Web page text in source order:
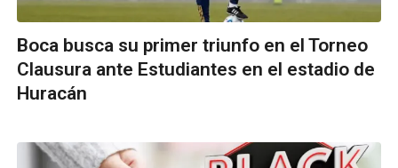
Boca busca su primer triunfo en el Torneo
Clausura ante Estudiantes en el estadio de
Huracán